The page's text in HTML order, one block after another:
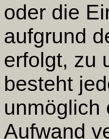
oder die
aufgrund
erfolgt, zu
besteht
unmöglich
Aufwand